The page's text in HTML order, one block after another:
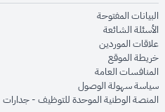
البيانات المفتوحةopens in new window
الأسئلة الشائعةopens in new window
علاقات الموردينopens in new window
خريطة الموقعopens in new window
المنافسات العامةopens in new window
سياسة سهولة الوصولin new window
المنصة الوطنية الموحدة للتوظيف - جدارات